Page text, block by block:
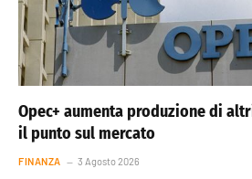
Opec+ aumenta produzione di
il punto sul mercato
FINANZA 3 Agosto 2026